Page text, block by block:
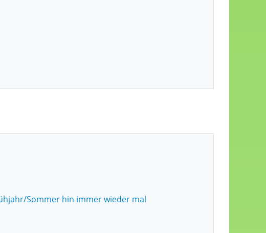
Sommer hin immer wieder mal